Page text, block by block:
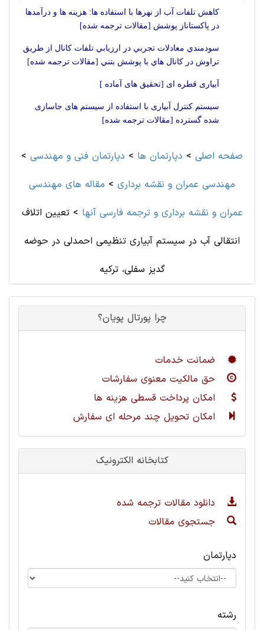
کاهش تلفات آب از نهرها با استفاده ها: هزینه ها و درآمدها
در پاکستاناز پوشش [مقالات ترجمه شده]
سودمندي معادلات تجربي در ارزيابي تلفات كانال از طريق
تراوش در كانال هاي با پوشش بتني [مقالات ترجمه شده]
آبیاری قطره ای [تحقیق های آماده ]
سیستم کنترل آبیاری با استفاده از سیستم های جاسازی
شده گسترده [مقالات ترجمه شده]
صفحه اصلی > دپارتمان ها > دپارتمان فنی و مهندسی >
مهندسی عمران و نقشه برداری > مقاله های مهندسی
عمران و نقشه برداری و ترجمه فارسی آنها >تعیین اتلاف
انتقالی آب در سیستم آبیاری تنظیمی احمدلی در حوضه
گدیز سفلی، ترکیه
چرا پورتال پویان؟
ضمانت خدمات
حق مالکیت معنوی سفارشات
امکان پرداخت قسطی هزینه ها
امکان تحویل چند مرحله ای سفارش
کتابخانه الکترونیک
دانلود مقالات ترجمه شده
جستجوی مقالات
دپارتمان
رشته